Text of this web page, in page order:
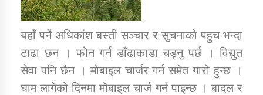
यहाँ पर्ने अधिकांश बस्ती सञ्चार र सुचनाको पहुच भन्दा
टाढा छन । फोन गर्न डाँढाकाडा चड्नु पर्छ । विद्युत
सेवा पनि छैन । मोबाइल चार्जर गर्न समेत गारो हुन्छ ।
घाम लागेको दिनमा मोबाइल चार्ज गर्न पाइन्छ । बादल र